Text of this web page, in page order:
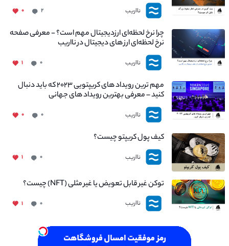
نااریب ۲ ۰
چرا نرخ لحظه‌ای ارزدیجیتال مهم است؟ - معرفی صفحه
نرخ لحظه‌ای ارز های دیجیتال در نااریب
نااریب ۰ ۱
مهم ترین رویداد های کریپتویی ۲۰۲۳ که باید دنبال
کنید – معرفی بهترین رویداد های جهانی
نااریب ۰ ۰
کیف پول کریپتو چیست؟
نااریب ۰ ۱
توکن غیر قابل تعویض یا غیر مثلی (NFT) چیست؟
نااریب ۰ ۱